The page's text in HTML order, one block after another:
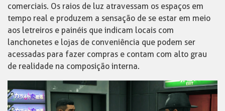
comerciais. Os raios de luz atravessam os espaços em
tempo real e produzem a sensação de se estar em meio
aos letreiros e painéis que indicam locais com
lanchonetes e lojas de conveniência que podem ser
acessadas para fazer compras e contam com alto grau
de realidade na composição interna.